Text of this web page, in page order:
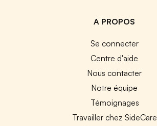
A PROPOS
Se connecter
Centre d'aide
Nous contacter
Notre équipe
Témoignages
Travailler chez SideCare